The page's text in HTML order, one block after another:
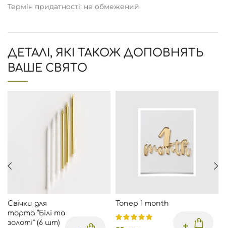
Термін придатності: не обмежений.
ДЕТАЛІ, ЯКІ ТАКОЖ ДОПОВНЯТЬ
ВАШЕ СВЯТО
Свічки для
торта “Білі та
золоті” (6 шт)
Топер 1 month